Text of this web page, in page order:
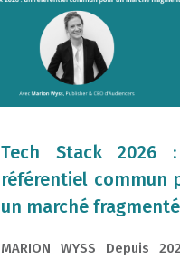
Tech Stack 2026
référentiel commun
un marché fragmenté
MARION WYSS Depuis